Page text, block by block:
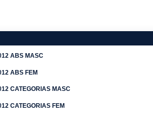
ABS MASC
ABS FEM
CATEGORIAS MASC
CATEGORIAS FEM